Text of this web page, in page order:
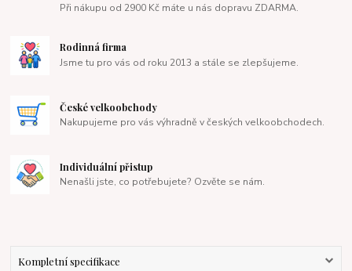
Při nákupu od 2900 Kč máte u nás dopravu ZDARMA.
Rodinná firma
Jsme tu pro vás od roku 2013 a stále se zlepšujeme.
České velkoobchody
Nakupujeme pro vás výhradně v českých velkoobchodech.
Individuální přistup
Nenašli jste, co potřebujete? Ozvěte se nám.
Kompletní specifikace